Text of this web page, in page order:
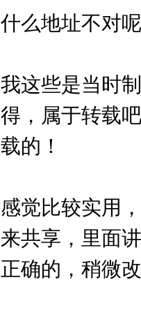
什么地址不对
我这些是当时
得，属于转载
载的！
感觉比较实用
来共享，里面
正确的，稍微